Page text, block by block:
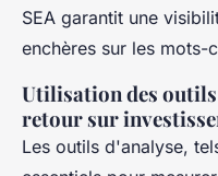
SEA garantit une
enchères sur les mots-
Utilisation des
retour sur
Les outils d'analyse,